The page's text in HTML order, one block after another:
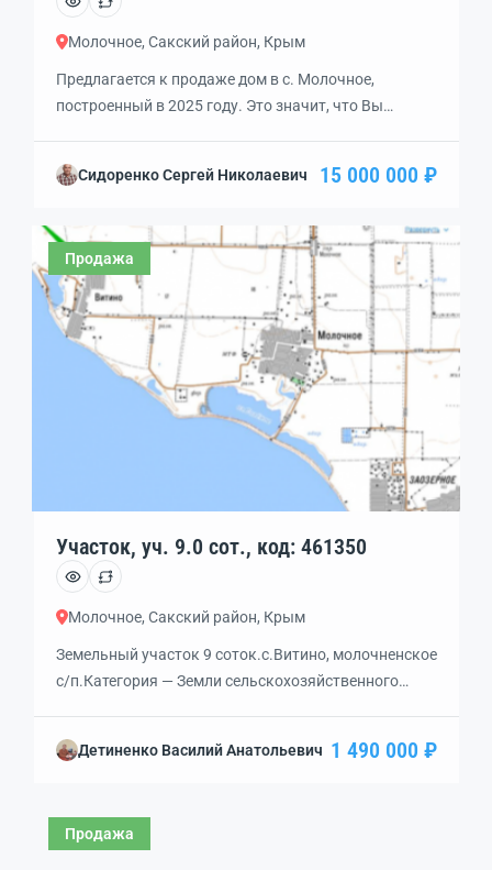
Молочное, Сакский район, Крым
Предлагается к продаже дом в с. Молочное,
построенный в 2025 году. Это значит, что Вы
продуманная планировка которых обеспечивает
строительстве использованы только качественные
и проверенные материалы, что гарантирует
надежность и долговечность дома на долгие годы.
Стены из […]
Сидоренко Сергей Николаевич 15 000 000 ₽
Продажа
Участок, уч. 9.0 сот., код: 461350
Молочное, Сакский район, Крым
Земельный участок 9 соток.с.Витино, молочненское
с/п.Категория — Земли сельскохозяйственного
проходят возле участка.
Детиненко Василий Анатольевич 1 490 000 ₽
Продажа